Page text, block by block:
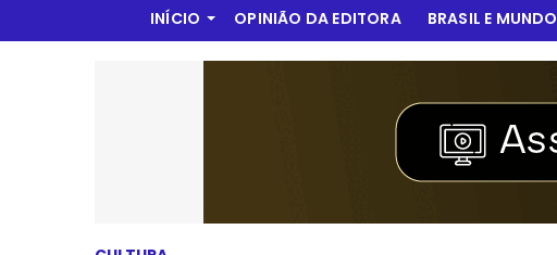
INÍCIO OPINIÃO DA EDITORA BRASIL E MUNDO